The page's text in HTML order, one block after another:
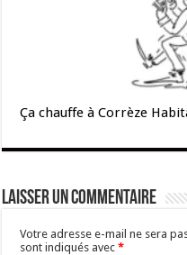
Ça chauffe à Corrèze
Laisser un commentaire
Votre adresse e-mail ne sera
sont indiqués avec*